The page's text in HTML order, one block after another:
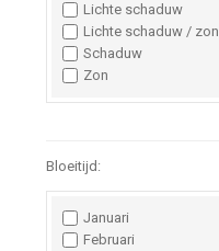
Lichte schaduw
Lichte schaduw / zon
Schaduw
Zon
Bloeitijd:
Januari
Februari